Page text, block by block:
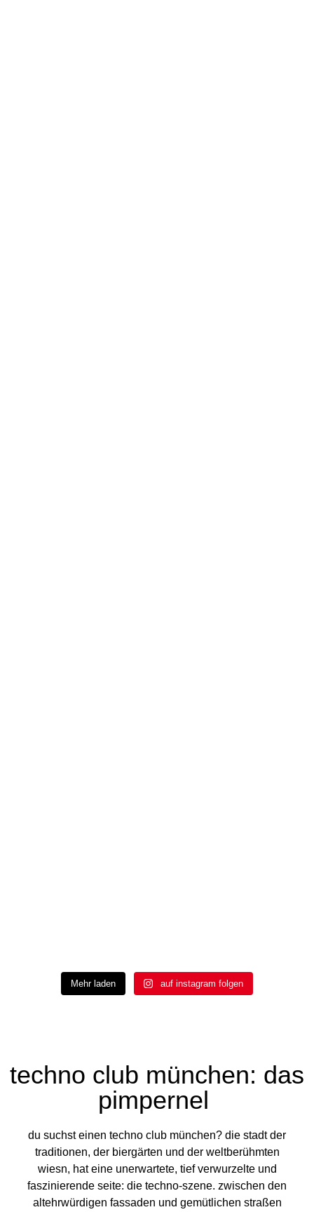
Mehr laden auf instagram folgen
techno club münchen: das
pimpernel
du suchst einen techno club münchen? die stadt der
traditionen, der biergärten und der weltberühmten
wiesn, hat eine unerwartete, tief verwurzelte und
faszinierende seite: die techno-szene. zwischen den
altehrwürdigen fassaden und gemütlichen straßen